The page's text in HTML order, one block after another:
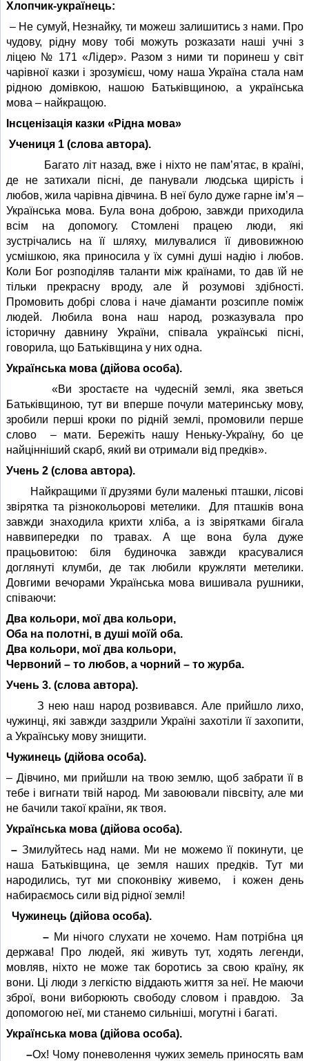
Хлопчик-українець:
– Не сумуй, Незнайку, ти можеш залишитись з нами. Про
чудову, рідну мову тобі можуть розказати наші учні з
ліцею № 171 «Лідер». Разом з ними ти поринеш у світ
чарівної казки і зрозумієш, чому наша Україна стала нам
рідною домівкою, нашою Батьківщиною, а українська
мова – найкращою.
Інсценізація казки «Рідна мова»
Учениця 1 (слова автора).
Багато літ назад, вже і ніхто не пам’ятає, в країні,
де не затихали пісні, де панували людська щирість і
любов, жила чарівна дівчина. В неї було дуже гарне ім’я –
Українська мова. Була вона доброю, завжди приходила
всім на допомогу. Стомлені працею люди, які
зустрічались на її шляху, милувалися її дивовижною
усмішкою, яка приносила у їх сумні душі надію і любов.
Коли Бог розподіляв таланти між країнами, то дав їй не
тільки прекрасну вроду, але й розумові здібності.
Промовить добрі слова і наче діаманти розсипле поміж
людей. Любила вона наш народ, розказувала про
історичну давнину України, співала українські пісні,
говорила, що Батьківщина у них одна.
Українська мова (дійова особа).
«Ви зростаєте на чудесній землі, яка зветься
Батьківщиною, тут ви вперше почули материнську мову,
зробили перші кроки по рідній землі, промовили перше
слово – мати. Бережіть нашу Неньку-Україну, бо це
найцінніший скарб, який ви отримали від предків».
Учень 2 (слова автора).
Найкращими її друзями були маленькі пташки, лісові
звірятка та різнокольорові метелики. Для пташків вона
завжди знаходила крихти хліба, а із звірятками бігала
наввипередки по травах. А ще вона була дуже
працьовитою: біля будиночка завжди красувалися
доглянуті клумби, де так любили кружляти метелики.
Довгими вечорами Українська мова вишивала рушники,
співаючи:
Два кольори, мої два кольори,
Оба на полотні, в душі моїй оба.
Два кольори, мої два кольори,
Червоний – то любов, а чорний – то журба.
Учень 3. (слова автора).
З нею наш народ розвивався. Але прийшло лихо,
чужинці, які завжди заздрили Україні захотіли її захопити,
а Українську мову знищити.
Чужинець (дійова особа).
– Дівчино, ми прийшли на твою землю, щоб забрати її в
тебе і вигнати твій народ. Ми завоювали півсвіту, але ми
не бачили такої країни, як твоя.
Українська мова (дійова особа).
–Змилуйтесь над нами. Ми не можемо її покинути, це
наша Батьківщина, це земля наших предків. Тут ми
народились, тут ми споконвіку живемо, і кожен день
набираємось сили від рідної землі!
Чужинець (дійова особа).
– Ми нічого слухати не хочемо. Нам потрібна ця
держава! Про людей, які живуть тут, ходять легенди,
мовляв, ніхто не може так боротись за свою країну, як
вони. Ці люди з легкістю віддають життя за неї. Не маючи
зброї, вони виборюють свободу словом і правдою. За
допомогою неї, ми станемо сильніші, могутні і багаті.
Українська мова (дійова особа).
–Ох! Чому поневолення чужих земель приносять вам